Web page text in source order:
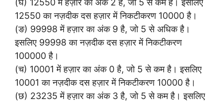
(घ) 12550 में हज़ार का अंक 2 है, जो 5 से कम है। इसलिए
12550 का नज़दीक दस हज़ार में निकटीकरण 10000 है।
(ङ) 99998 में हज़ार का अंक 9 है, जो 5 से अधिक है।
इसलिए 99998 का नज़दीक दस हज़ार में निकटीकरण
100000 है।
(च) 10001 में हज़ार का अंक 0 है, जो 5 से कम है। इसलिए
10001 का नज़दीक दस हज़ार में निकटीकरण 10000 है।
(छ) 23235 में हज़ार का अंक 3 है, जो 5 से कम है। इसलिए